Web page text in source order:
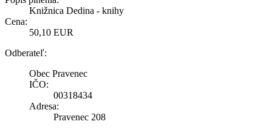
Knižnica Dedina - knihy
Cena:
50,10 EUR
Odberateľ:
Obec Pravenec
IČO:
00318434
Adresa:
Pravenec 208